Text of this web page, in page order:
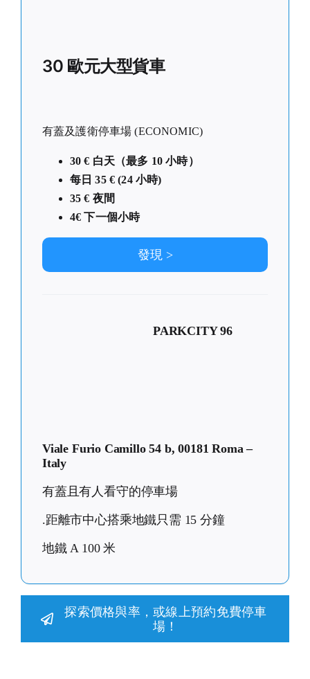
30 歐元大型貨車
有蓋及護衛停車場 (ECONOMIC)
30 € 白天（最多 10 小時）
每日 35 € (24 小時)
35 € 夜間
4€ 下一個小時
發現 >
PARKCITY 96
Viale Furio Camillo 54 b, 00181 Roma –
Italy
有蓋且有人看守的停車場
.距離市中心搭乘地鐵只需 15 分鐘
地鐵 A 100 米
探索價格與率，或線上預約免費停車
場！